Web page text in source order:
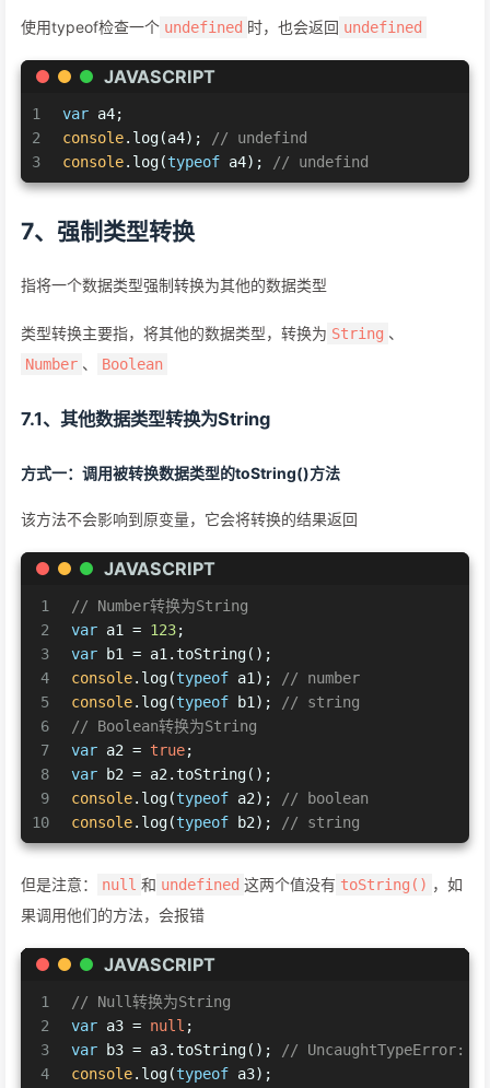
使用typeof检查一个 undefined 时，也会返回 undefined
JAVASCRIPT
1
2
3
var a4;
console.log(a4);
// undefind
console.log(typeof a4); // undefind
7、强制类型转换
指将一个数据类型强制转换为其他的数据类型
类型转换主要指，将其他的数据类型，转换为 String 、
Number 、 Boolean
7.1、其他数据类型转换为String
方式一：调用被转换数据类型的toString()方法
该方法不会影响到原变量，它会将转换的结果返回
JAVASCRIPT
1
2
3
4
5
6
7
8
9
10
// Number转换为String
var a1 = 123;
var b1 = a1.toString();
console.log(typeof a1);
// number
console.log(typeof b1);
// string
// Boolean转换为String
var a2 = true;
var b2 = a2.toString();
console.log(typeof a2);
// boolean
console.log(typeof b2); // string
但是注意： null 和 undefined 这两个值没有 toString() ，如
果调用他们的方法，会报错
JAVASCRIPT
1
2
3
4
// Null转换为String
var a3 = null ;
var b3 = a3.toString();
// UncaughtTypeError:
console.log(typeof a3);